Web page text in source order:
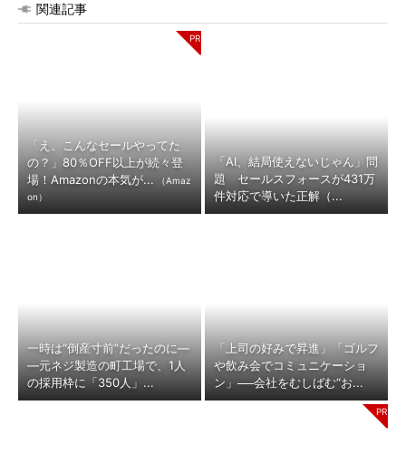
関連記事
「え、こんなセールやってた
の？」80％OFF以上が続々登
場！Amazonの本気が...
（Amaz
on）
「AI、結局使えないじゃん」問
題 セールスフォースが431万
件対応で導いた正解（...
一時は“倒産寸前”だったのに―
―元ネジ製造の町工場で、1人
の採用枠に「350人」...
「上司の好みで昇進」「ゴルフ
や飲み会でコミュニケーショ
ン」──会社をむしばむ“お...